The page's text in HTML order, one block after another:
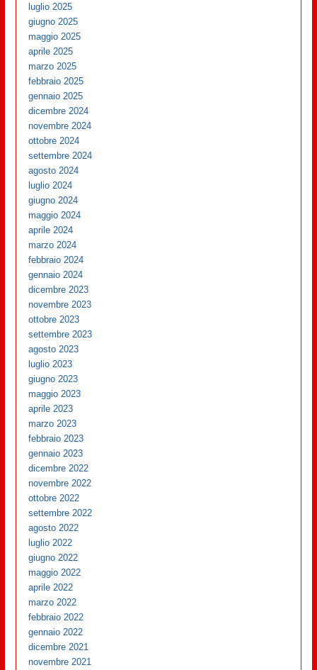
luglio 2025
giugno 2025
maggio 2025
aprile 2025
marzo 2025
febbraio 2025
gennaio 2025
dicembre 2024
novembre 2024
ottobre 2024
settembre 2024
agosto 2024
luglio 2024
giugno 2024
maggio 2024
aprile 2024
marzo 2024
febbraio 2024
gennaio 2024
dicembre 2023
novembre 2023
ottobre 2023
settembre 2023
agosto 2023
luglio 2023
giugno 2023
maggio 2023
aprile 2023
marzo 2023
febbraio 2023
gennaio 2023
dicembre 2022
novembre 2022
ottobre 2022
settembre 2022
agosto 2022
luglio 2022
giugno 2022
maggio 2022
aprile 2022
marzo 2022
febbraio 2022
gennaio 2022
dicembre 2021
novembre 2021